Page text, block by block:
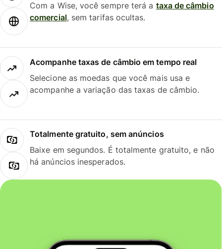
Com a Wise, você sempre terá a taxa de câmbio
comercial, sem tarifas ocultas.
Acompanhe taxas de câmbio em tempo real
Selecione as moedas que você mais usa e
acompanhe a variação das taxas de câmbio.
Totalmente gratuito, sem anúncios
Baixe em segundos. É totalmente gratuito, e não
há anúncios inesperados.